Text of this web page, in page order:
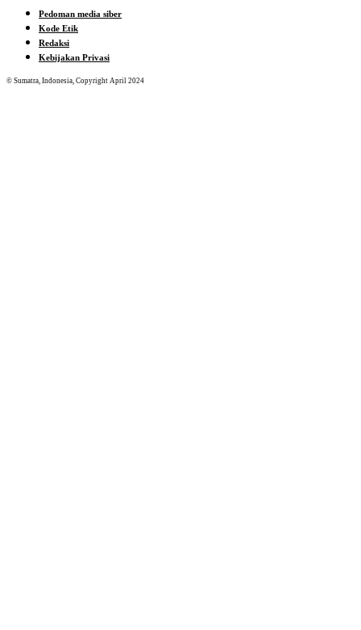
Pedoman media siber
Kode Etik
Redaksi
Kebijakan Privasi
© Sumatra, Indonesia, Copyright April 2024